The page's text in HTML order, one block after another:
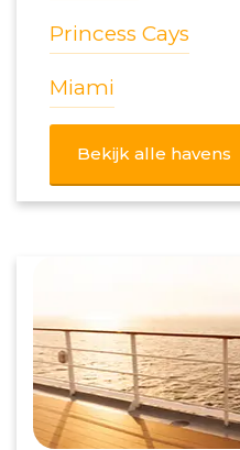
Princess Cays
Miami
Bekijk alle havens